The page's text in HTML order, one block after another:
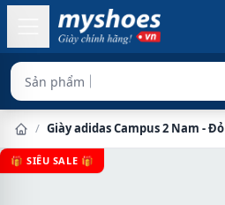
Sản phẩm chính hãng
/ Giày adidas Campus 2 Nam - Đỏ
🎁 SIÊU SALE 🎁